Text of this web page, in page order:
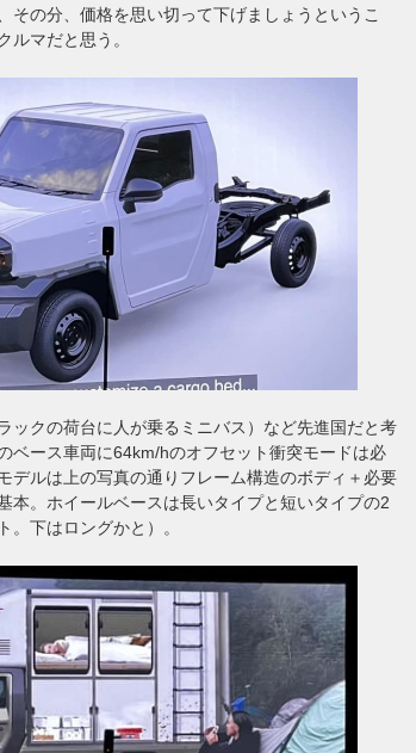
その分、価格を思い切って下げましょうというこ
ルマだと思う。
ックの荷台に人が乗るミニバス）など先進国だと考
ベース車両に64km/hのオフセット衝突モードは必
デルは上の写真の通りフレーム構造のボディ＋必要
本。ホイールベースは長いタイプと短いタイプの2
。下はロングかと）。